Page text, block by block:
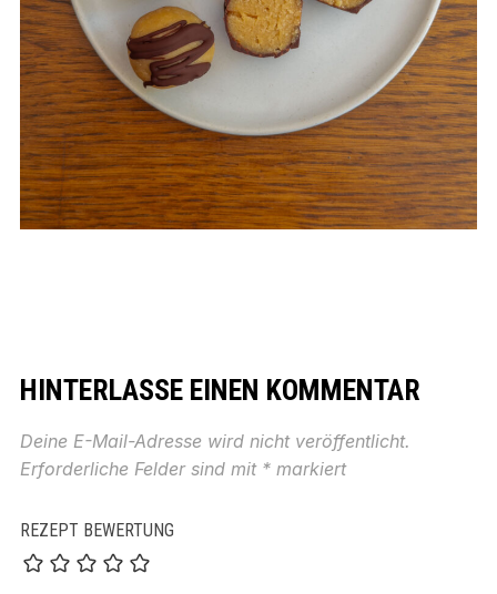
HINTERLASSE EINEN KOMMENTAR
Deine E-Mail-Adresse wird nicht veröffentlicht.
Erforderliche Felder sind mit *markiert
REZEPT BEWERTUNG